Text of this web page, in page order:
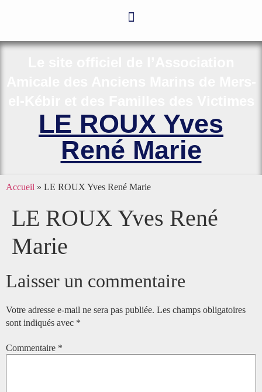
LE ROUX Yves
René Marie
Accueil » LE ROUX Yves René Marie
LE ROUX Yves René
Marie
Laisser un commentaire
Votre adresse e-mail ne sera pas publiée. Les champs obligatoires
sont indiqués avec *
Commentaire *